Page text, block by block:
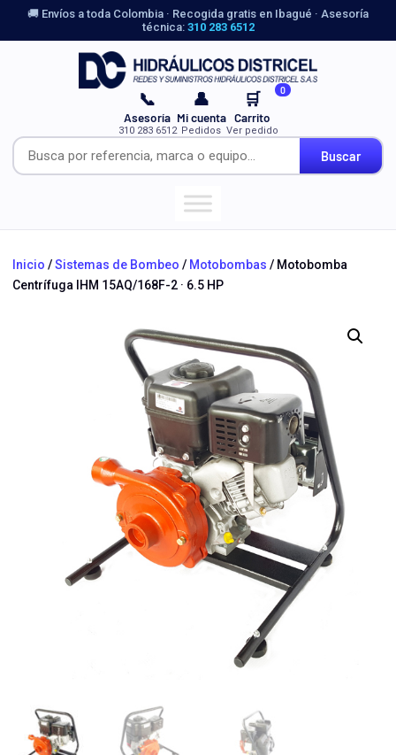
🚚 Envíos a toda Colombia · Recogida gratis en Ibagué · Asesoría
técnica: 310 283 6512
Buscar
📞
Asesoría
310 283 6512
👤
Mi cuenta
Pedidos
🛒 0
Carrito
Ver pedido
Inicio /Sistemas de Bombeo / Motobombas / Motobomba
Centrífuga IHM 15AQ/168F-2 · 6.5 HP